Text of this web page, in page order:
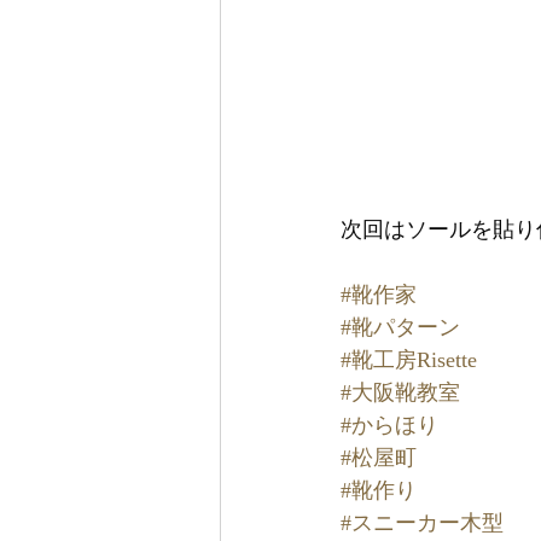
次回はソールを貼り
#靴作家
#靴パターン
#靴工房Risette
#大阪靴教室
#からほり
#松屋町
#靴作り
#スニーカー木型